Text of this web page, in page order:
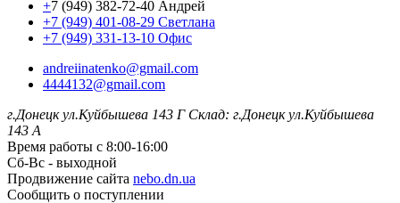
+7 (949) 382-72-40 Андрей
+7 (949) 401-08-29 Светлана
+7 (949) 331-13-10 Офис
andreiinatenko@gmail.com
4444132@gmail.com
г.Донецк ул.Куйбышева 143 Г Склад: г.Донецк ул.Куйбышева
143 А
Время работы с 8:00-16:00
Сб-Вс - выходной
Продвижение сайта nebo.dn.ua
Сообщить о поступлении